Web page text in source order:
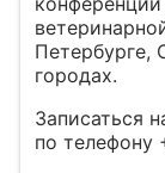
Петербурге,
городах.
Записаться
по телефону